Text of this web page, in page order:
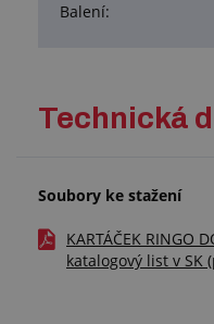
Balení:
Technická
Soubory ke stažení
KARTÁČEK RINGO
katalogový list v SK